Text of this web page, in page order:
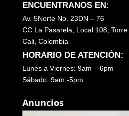
ENCUENTRANOS EN:
Av. 5Norte No. 23DN – 76
CC La Pasarela, Local 108, Torre
Cali, Colombia
HORARIO DE ATENCIÓN:
Lunes a Viernes: 9am – 6pm
Sábado: 9am -5pm
Anuncios